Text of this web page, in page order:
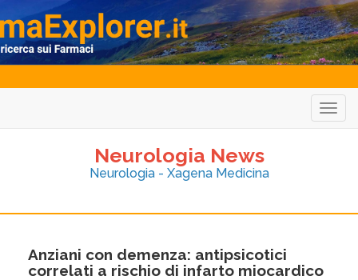
Neurologia News
Neurologia - Xagena Medicina
Anziani con demenza: antipsicotici
correlati a rischio di infarto miocardico